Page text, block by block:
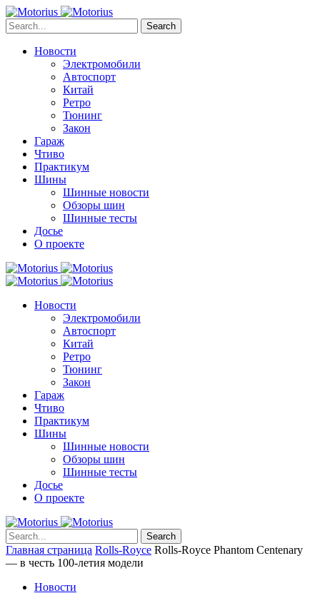
Search
Новости
Электромобили
Автоспорт
Китай
Ретро
Тюнинг
Закон
Гараж
Чтиво
Практикум
Шины
Шинные новости
Обзоры шин
Шинные тесты
Досье
О проекте
Новости
Электромобили
Автоспорт
Китай
Ретро
Тюнинг
Закон
Гараж
Чтиво
Практикум
Шины
Шинные новости
Обзоры шин
Шинные тесты
Досье
О проекте
Search
Главная страница Rolls-Royce Rolls-Royce Phantom Centenary
— в честь 100-летия модели
Новости